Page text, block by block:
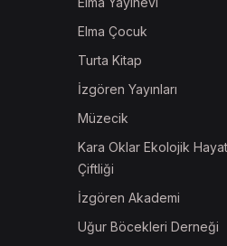
Elma Çocuk
Turta Kitap
İzgören Yayınları
Müzecik
Kara Oklar Ekolojik Hayat
Çiftliği
İzgören Akademi
Uğur Böcekleri Derneği